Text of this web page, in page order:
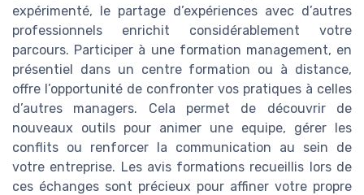
expérimenté, le partage d’expériences avec d’autres
professionnels enrichit considérablement votre
parcours. Participer à une formation management, en
présentiel dans un centre formation ou à distance,
offre l’opportunité de confronter vos pratiques à celles
d’autres managers. Cela permet de découvrir de
nouveaux outils pour animer une equipe, gérer les
conflits ou renforcer la communication au sein de
votre entreprise. Les avis formations recueillis lors de
ces échanges sont précieux pour affiner votre propre